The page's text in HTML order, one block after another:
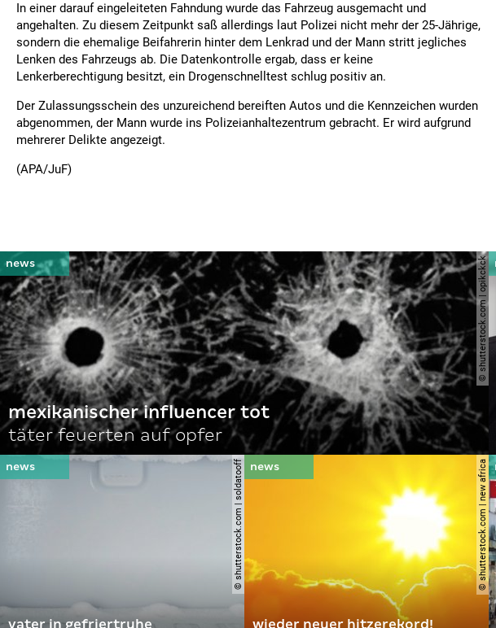
In einer darauf eingeleiteten Fahndung wurde das Fahrzeug ausgemacht und
angehalten. Zu diesem Zeitpunkt saß allerdings laut Polizei nicht mehr der 25-Jährige,
sondern die ehemalige Beifahrerin hinter dem Lenkrad und der Mann stritt jegliches
Lenken des Fahrzeugs ab. Die Datenkontrolle ergab, dass er keine
Lenkerberechtigung besitzt, ein Drogenschnelltest schlug positiv an.
Der Zulassungsschein des unzureichend bereiften Autos und die Kennzeichen wurden
abgenommen, der Mann wurde ins Polizeianhaltezentrum gebracht. Er wird aufgrund
mehrerer Delikte angezeigt.
(APA/JuF)
© shutterstock.com | opikckck
mexikanischer influencer tot
täter feuerten auf opfer
© shutterstock.com | soldatooff
vater in gefriertruhe
© shutterstock.com | new africa
wieder neuer hitzerekord!